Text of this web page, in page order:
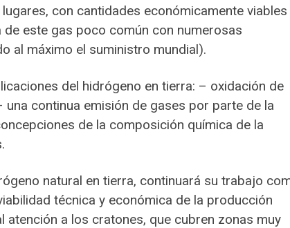
con cantidades económicamente viables
este gas poco común con numerosas
al máximo el suministro mundial).
del hidrógeno en tierra: – oxidación de
continua emisión de gases por parte de la
de la composición química de la
natural en tierra, continuará su trabajo
técnica y económica de la producción
atención a los cratones, que cubren zonas muy